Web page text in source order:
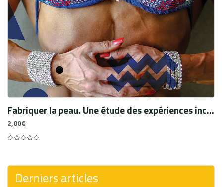
Fabriquer la peau. Une étude des expériences incarnées de la guérison chez des youtubeurs souffrant d’acné (traduction)
2,00€
5
Derniers articles